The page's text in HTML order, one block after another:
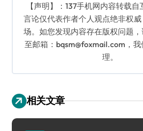
【声明】：137手机网内容转载
言论仅代表作者个人观点绝非权
场。如您发现内容存在版权问题
至邮箱：bqsm@foxmail.com，
理。
相关文章